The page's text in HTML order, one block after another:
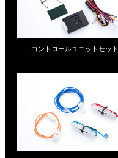
コントロールユニットセット